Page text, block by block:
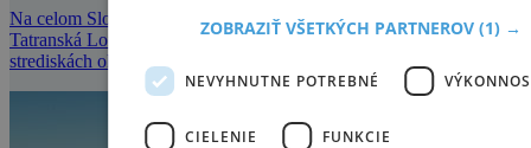
Na celom Slovensku začalo snežiť. Donovaly, Jasná, Martinky,
Tatranská Lomnica – za posledné dni pribudlo vo všetkých
strediskách okolo 30 centimetro
ZOBRAZIŤ VŠETKÝCH PARTNEROV (1) →
NEVYHNUTNE POTREBNÉ
CIELENIE FUNKCIE